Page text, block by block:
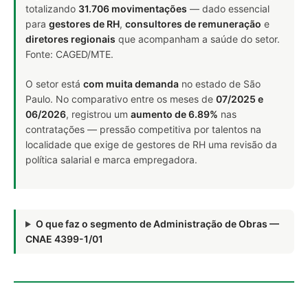
totalizando 31.706 movimentações — dado essencial
para gestores de RH, consultores de remuneração e
diretores regionais que acompanham a saúde do setor.
Fonte: CAGED/MTE.
O setor está com muita demanda no estado de São
Paulo. No comparativo entre os meses de 07/2025 e
06/2026, registrou um aumento de 6.89% nas
contratações — pressão competitiva por talentos na
localidade que exige de gestores de RH uma revisão da
política salarial e marca empregadora.
O que faz o segmento de Administração de Obras —
CNAE 4399-1/01